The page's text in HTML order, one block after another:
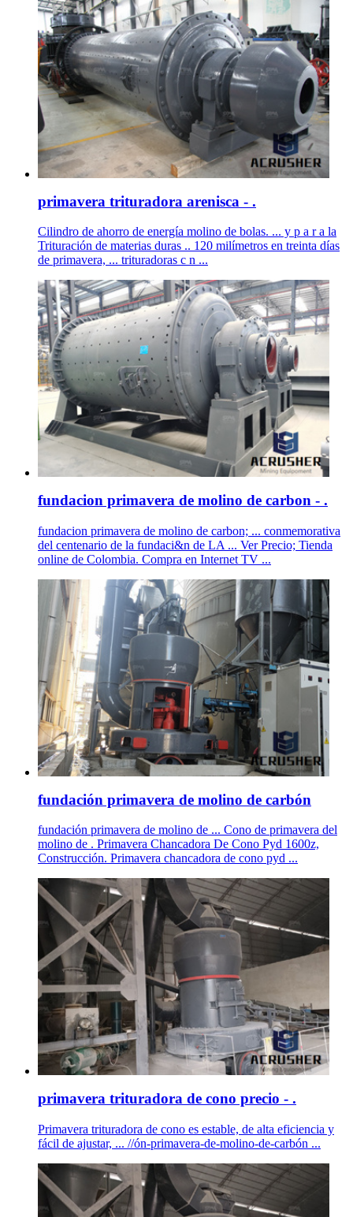
primavera trituradora arenisca - .
Cilindro de ahorro de energía molino de bolas. ... y p a r a la
Trituración de materias duras .. 120 milímetros en treinta días
de primavera, ... trituradoras c n ...
fundacion primavera de molino de carbon - .
fundacion primavera de molino de carbon; ... conmemorativa
del centenario de la fundaci&n de LA ... Ver Precio; Tienda
online de Colombia. Compra en Internet TV ...
fundación primavera de molino de carbón
fundación primavera de molino de ... Cono de primavera del
molino de . Primavera Chancadora De Cono Pyd 1600z,
Construcción. Primavera chancadora de cono pyd ...
primavera trituradora de cono precio - .
Primavera trituradora de cono es estable, de alta eficiencia y
fácil de ajustar, ... //ón-primavera-de-molino-de-carbón ...